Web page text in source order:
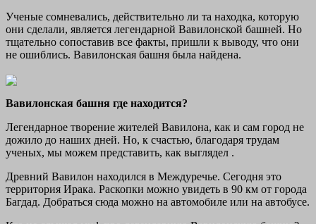
Ученые сомневались, действительно ли та находка, которую
они сделали, является легендарной Вавилонской башней. Но
тщательно сопоставив все факты, пришли к выводу, что они
не ошиблись. Вавилонская башня была найдена.
Вавилонская башня где находится?
Легендарное творение жителей Вавилона, как и сам город не
дожило до наших дней. Но, к счастью, благодаря трудам
ученых, мы можем представить, как выглядел .
Древний Вавилон находился в Междуречье. Сегодня это
территория Ирака. Раскопки можно увидеть в 90 км от города
Багдад. Добраться сюда можно на автомобиле или на автобусе.